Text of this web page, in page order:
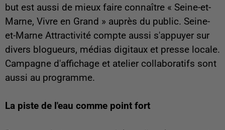
but est aussi de mieux faire connaître « Seine-et-
Marne, Vivre en Grand » auprès du public. Seine-
et-Marne Attractivité compte aussi s'appuyer sur
divers blogueurs, médias digitaux et presse locale.
Campagne d'affichage et atelier collaboratifs sont
aussi au programme.
La piste de l'eau comme point fort